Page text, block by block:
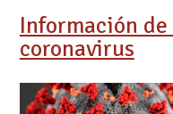
Información
coronavirus